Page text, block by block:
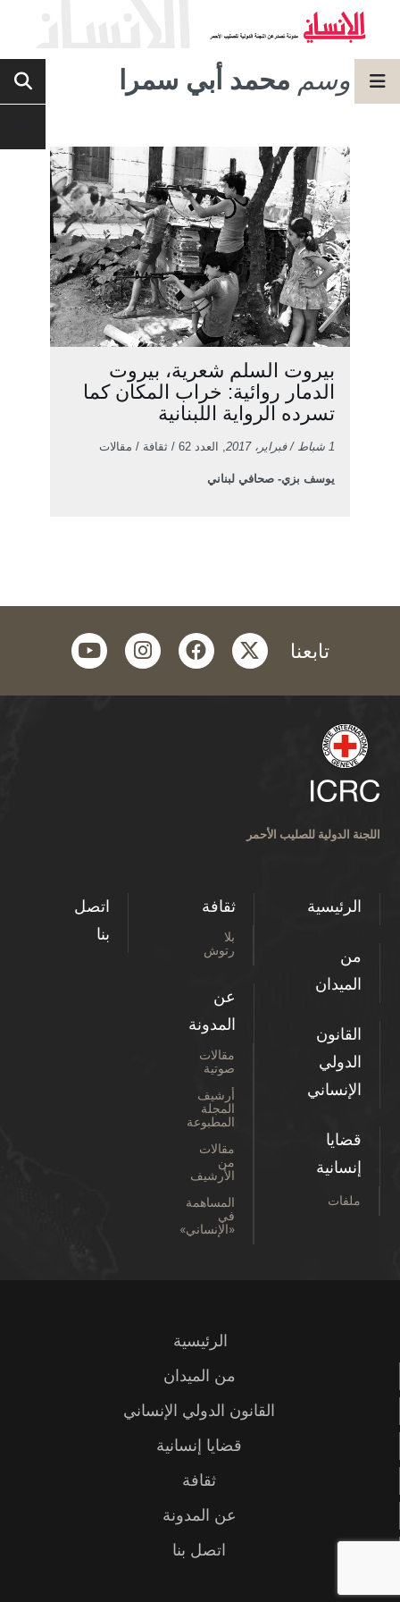
وسم محمد أبي سمرا
بيروت السلم شعرية، بيروت
الدمار روائية: خراب المكان كما
تسرده الرواية اللبنانية
1 شباط / فبراير، 2017 , العدد 62 / ثقافة / مقالات
يوسف بزي- صحافي لبناني
تابعنا twitter
facebook
instagram
youtube
اللجنة الدولية للصليب الأحمر
الرئيسية
من
الميدان
القانون
الدولي
الإنساني
قضايا
إنسانية
ملفات
ثقافة
بلا
رتوش
عن
المدونة
مقالات
صوتية
أرشيف
المجلة
المطبوعة
مقالات
من
الأرشيف
المساهمة
في
«الإنساني»
اتصل
بنا
الرئيسية
من الميدان
القانون الدولي الإنساني
قضايا إنسانية
ثقافة
عن المدونة
اتصل بنا